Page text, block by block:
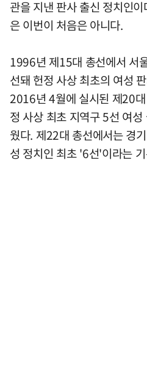
관을 지낸 판사 출신 정치인
은 이번이 처음은 아니다.
1996년 제15대 총선에서 서
선돼 헌정 사상 최초의 여성
2016년 4월에 실시된 제20
정 사상 최초 지역구 5선 여
웠다. 제22대 총선에서는 경
성 정치인 최초 '6선'이라는